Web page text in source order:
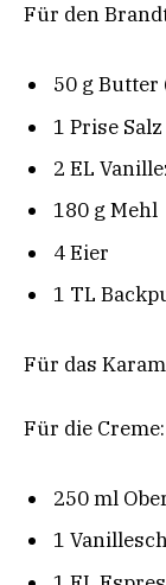
Für den
50 g Butter
1 Prise Salz
2 EL
180 g Mehl
4 Eier
1 TL
Für das
Für die Creme:
250 ml
1